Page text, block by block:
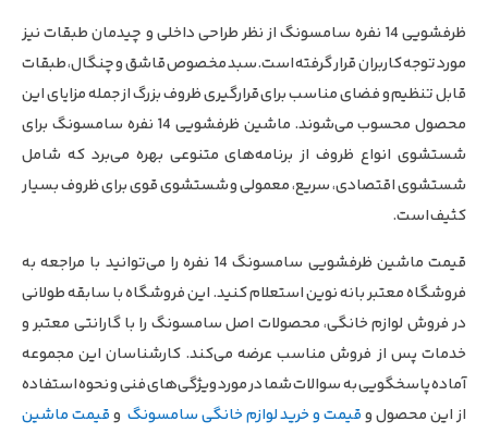
ظرفشویی 14 نفره سامسونگ از نظر طراحی داخلی و چیدمان طبقات نیز
مورد توجه کاربران قرار گرفته است. سبد مخصوص قاشق و چنگال، طبقات
قابل تنظیم و فضای مناسب برای قرارگیری ظروف بزرگ از جمله مزایای این
محصول محسوب می‌شوند. ماشین ظرفشویی 14 نفره سامسونگ برای
شستشوی انواع ظروف از برنامه‌های متنوعی بهره می‌برد که شامل
شستشوی اقتصادی، سریع، معمولی و شستشوی قوی برای ظروف بسیار
کثیف است.
قیمت ماشین ظرفشویی سامسونگ 14 نفره را می‌توانید با مراجعه به
فروشگاه معتبر بانه نوین استعلام کنید. این فروشگاه با سابقه طولانی
در فروش لوازم خانگی، محصولات اصل سامسونگ را با گارانتی معتبر و
خدمات پس از فروش مناسب عرضه می‌کند. کارشناسان این مجموعه
آماده پاسخگویی به سوالات شما در مورد ویژگی‌های فنی و نحوه استفاده
از این محصول وقیمت و خرید لوازم خانگی سامسونگ وقیمت ماشین